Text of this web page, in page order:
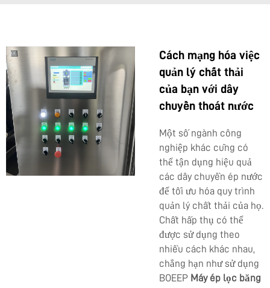
Cách mạng hóa việc
quản lý chất thải
của bạn với dây
chuyền thoát nước
Một số ngành công
nghiệp khác cũng có
thể tận dụng hiệu quả
các dây chuyền ép nước
để tối ưu hóa quy trình
quản lý chất thải của họ.
Chất hấp thụ có thể
được sử dụng theo
nhiều cách khác nhau,
chẳng hạn như sử dụng
BOEEP Máy ép lọc băng